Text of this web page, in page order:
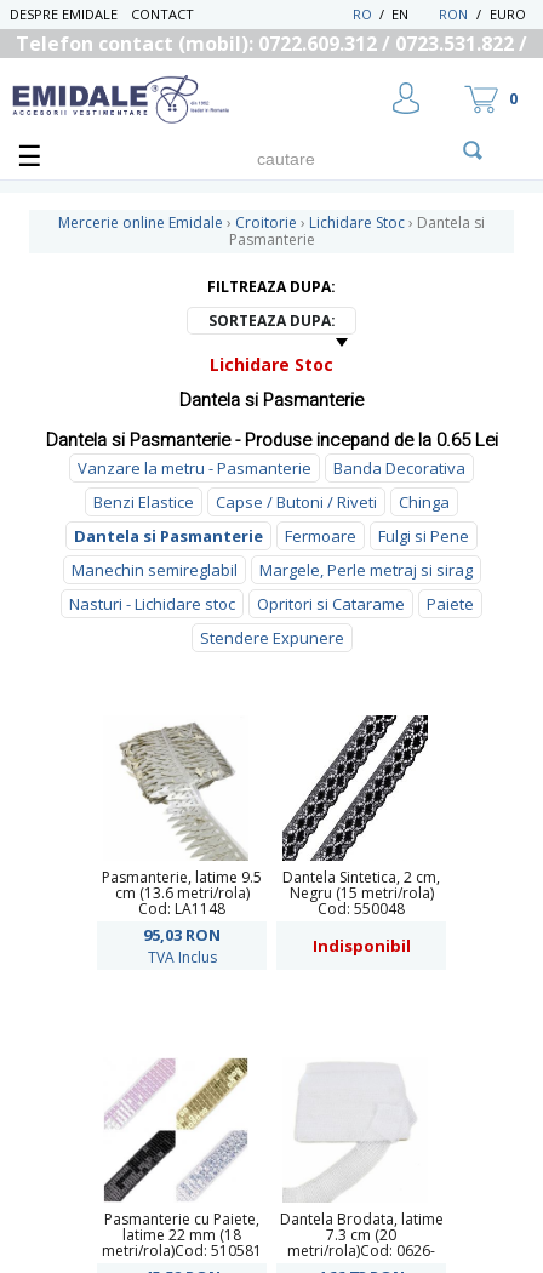
DESPRE EMIDALE CONTACT RON / EURO
EN
/
RO
Telefon contact (mobil): 0722.609.312 / 0723.531.822 /
RECUPEREAZA PAROLA
0
Mercerie online Emidale › Croitorie › Lichidare Stoc› Dantela si
Pasmanterie
FILTREAZA DUPA:
SORTEAZA DUPA:
Lichidare Stoc
Dantela si Pasmanterie
Dantela si Pasmanterie - Produse incepand de la 0.65 Lei
Vanzare la metru - Pasmanterie
Banda Decorativa
Benzi Elastice
Capse / Butoni / Riveti
Chinga
Dantela si Pasmanterie
Fermoare
Fulgi si Pene
Manechin semireglabil
Margele, Perle metraj si sirag
Nasturi - Lichidare stoc
Opritori si Catarame
Paiete
Stendere Expunere
Pasmanterie, latime 9.5
cm (13.6 metri/rola)
Cod: LA1148
95,03 RON
TVA Inclus
Dantela Sintetica, 2 cm,
Negru (15 metri/rola)
Cod: 550048
Indisponibil
Pasmanterie cu Paiete,
latime 22 mm (18
metri/rola)Cod: 510581
Dantela Brodata, latime
7.3 cm (20
metri/rola)Cod: 0626-